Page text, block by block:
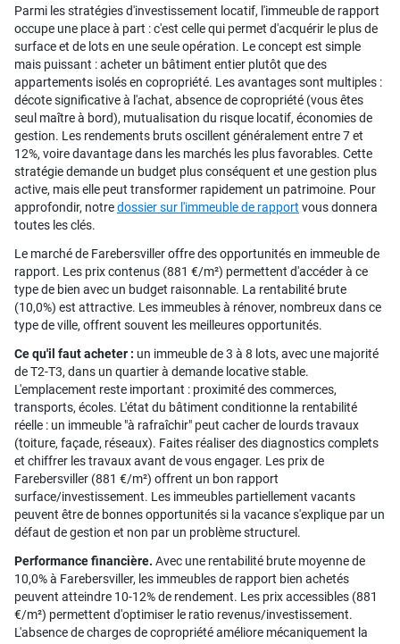
Parmi les stratégies d'investissement locatif, l'immeuble de rapport
occupe une place à part : c'est celle qui permet d'acquérir le plus de
surface et de lots en une seule opération. Le concept est simple
mais puissant : acheter un bâtiment entier plutôt que des
appartements isolés en copropriété. Les avantages sont multiples :
décote significative à l'achat, absence de copropriété (vous êtes
seul maître à bord), mutualisation du risque locatif, économies de
gestion. Les rendements bruts oscillent généralement entre 7 et
12%, voire davantage dans les marchés les plus favorables. Cette
stratégie demande un budget plus conséquent et une gestion plus
active, mais elle peut transformer rapidement un patrimoine. Pour
approfondir, notredossier sur l'immeuble de rapport vous donnera
toutes les clés.
Le marché de Farebersviller offre des opportunités en immeuble de
rapport. Les prix contenus (881 €/m²) permettent d'accéder à ce
type de bien avec un budget raisonnable. La rentabilité brute
(10,0%) est attractive. Les immeubles à rénover, nombreux dans ce
type de ville, offrent souvent les meilleures opportunités.
Ce qu'il faut acheter : un immeuble de 3 à 8 lots, avec une majorité
de T2-T3, dans un quartier à demande locative stable.
L'emplacement reste important : proximité des commerces,
transports, écoles. L'état du bâtiment conditionne la rentabilité
réelle : un immeuble "à rafraîchir" peut cacher de lourds travaux
(toiture, façade, réseaux). Faites réaliser des diagnostics complets
et chiffrer les travaux avant de vous engager. Les prix de
Farebersviller (881 €/m²) offrent un bon rapport
surface/investissement. Les immeubles partiellement vacants
peuvent être de bonnes opportunités si la vacance s'explique par un
défaut de gestion et non par un problème structurel.
Performance financière. Avec une rentabilité brute moyenne de
10,0% à Farebersviller, les immeubles de rapport bien achetés
peuvent atteindre 10-12% de rendement. Les prix accessibles (881
€/m²) permettent d'optimiser le ratio revenus/investissement.
L'absence de charges de copropriété améliore mécaniquement la